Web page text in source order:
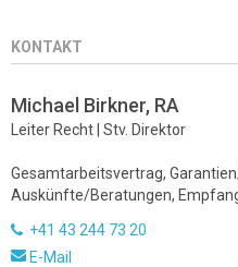
KONTAKT
Michael Birkner, RA
Leiter Recht | Stv. Direktor
Gesamtarbeitsvertrag,
Auskünfte/Beratungen,
+41 43 244 73 20
E-Mail